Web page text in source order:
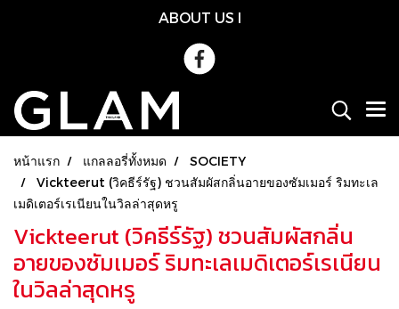
ABOUT US l
หน้าแรก แกลลอรี่ทั้งหมด
SOCIETY
Vickteerut (วิคธีร์รัฐ) ชวนสัมผัสกลิ่นอายของซัมเมอร์ ริมทะเล
เมดิเตอร์เรเนียนในวิลล่าสุดหรู
Vickteerut (วิคธีร์รัฐ) ชวนสัมผัสกลิ่น
อายของซัมเมอร์ ริมทะเลเมดิเตอร์เรเนียน
ในวิลล่าสุดหรู